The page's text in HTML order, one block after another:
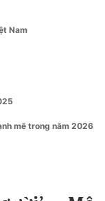
Nam
mẽ trong năm 2026